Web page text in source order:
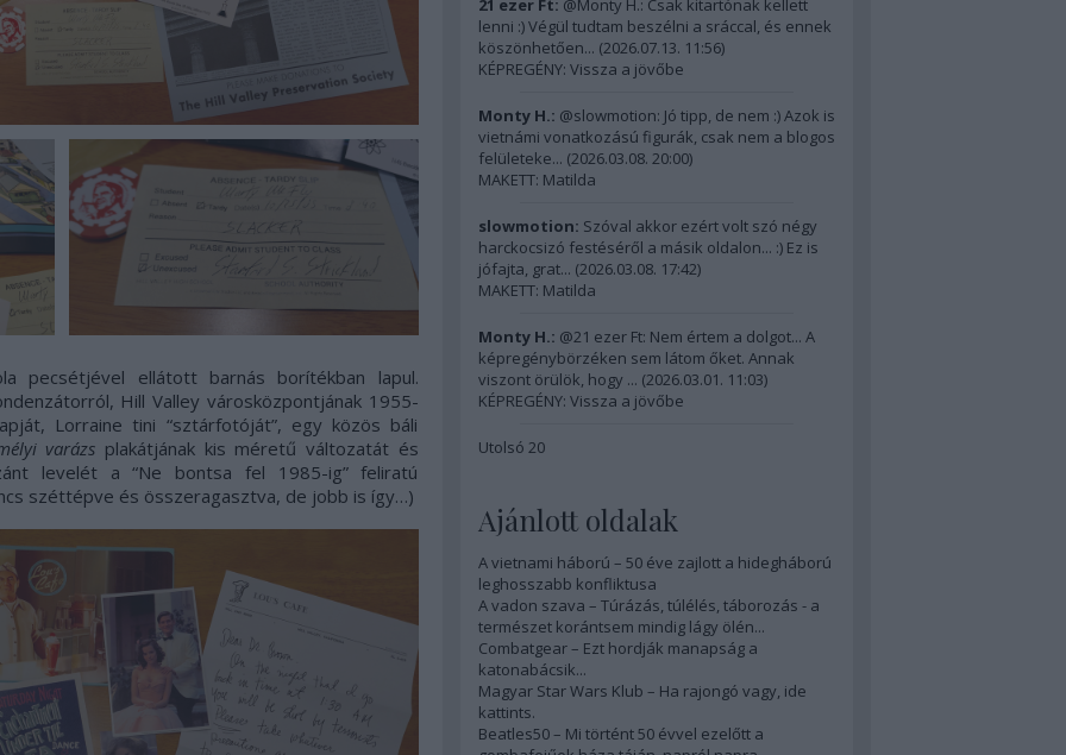
pecsétjével ellátott barnás borítékban lapul.
Hill Valley városközpontjának 1955-
Lorraine tini “sztárfotóját”, egy közös báli
varázs plakátjának kis méretű változatát és
levelét a “Ne bontsa fel 1985-ig” feliratú
széttépve és összeragasztva, de jobb is így…)
21 ezer Ft: @Monty H.: Csak kitartónak kellett
lenni :) Végül tudtam beszélni a sráccal, és ennek
köszönhetően... (2026.07.13. 11:56)
KÉPREGÉNY: Vissza a jövőbe
Monty H.: @slowmotion: Jó tipp, de nem :) Azok is
vietnámi vonatkozású figurák, csak nem a blogos
felületeke... (2026.03.08. 20:00)
MAKETT: Matilda
slowmotion: Szóval akkor ezért volt szó négy
harckocsizó festéséről a másik oldalon... :) Ez is
jófajta, grat... (2026.03.08. 17:42)
MAKETT: Matilda
Monty H.: @21 ezer Ft: Nem értem a dolgot... A
képregénybörzéken sem látom őket. Annak
viszont örülök, hogy ... (2026.03.01. 11:03)
KÉPREGÉNY: Vissza a jövőbe
Utolsó 20
Ajánlott oldalak
A vietnami háború – 50 éve zajlott a hidegháború
leghosszabb konfliktusa
A vadon szava – Túrázás, túlélés, táborozás - a
természet korántsem mindig lágy ölén...
Combatgear – Ezt hordják manapság a
katonabácsik...
Magyar Star Wars Klub – Ha rajongó vagy, ide
kattints.
Beatles50 – Mi történt 50 évvel ezelőtt a